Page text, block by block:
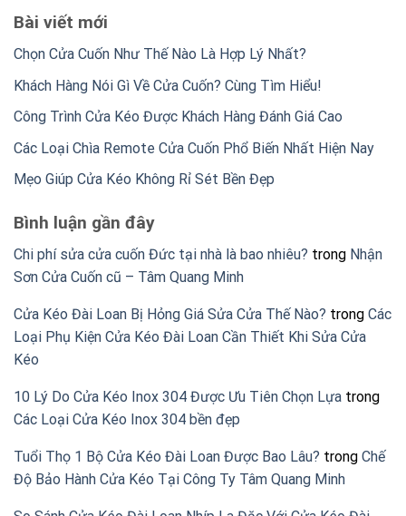
Bài viết mới
Chọn Cửa Cuốn Như Thế Nào Là Hợp Lý Nhất?
Khách Hàng Nói Gì Về Cửa Cuốn? Cùng Tìm Hiểu!
Công Trình Cửa Kéo Được Khách Hàng Đánh Giá Cao
Các Loại Chìa Remote Cửa Cuốn Phổ Biến Nhất Hiện Nay
Mẹo Giúp Cửa Kéo Không Rỉ Sét Bền Đẹp
Bình luận gần đây
Chi phí sửa cửa cuốn Đức tại nhà là bao nhiêu? trong Nhận
Sơn Cửa Cuốn cũ – Tâm Quang Minh
Cửa Kéo Đài Loan Bị Hỏng Giá Sửa Cửa Thế Nào? trong Các
Loại Phụ Kiện Cửa Kéo Đài Loan Cần Thiết Khi Sửa Cửa
Kéo
10 Lý Do Cửa Kéo Inox 304 Được Ưu Tiên Chọn Lựa trong
Các Loại Cửa Kéo Inox 304 bền đẹp
Tuổi Thọ 1 Bộ Cửa Kéo Đài Loan Được Bao Lâu? trong Chế
Độ Bảo Hành Cửa Kéo Tại Công Ty Tâm Quang Minh